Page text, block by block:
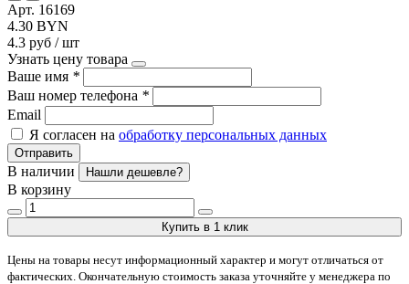
Арт. 16169
4.30 BYN
4.3 руб / шт
Узнать цену товара
Ваше имя *
Ваш номер телефона *
Email
Я согласен на обработку персональных данных
Отправить
В наличии Нашли дешевле?
В корзину
Купить в 1 клик
Цены на товары несут информационный характер и могут отличаться от
фактических. Окончательную стоимость заказа уточняйте у менеджера по